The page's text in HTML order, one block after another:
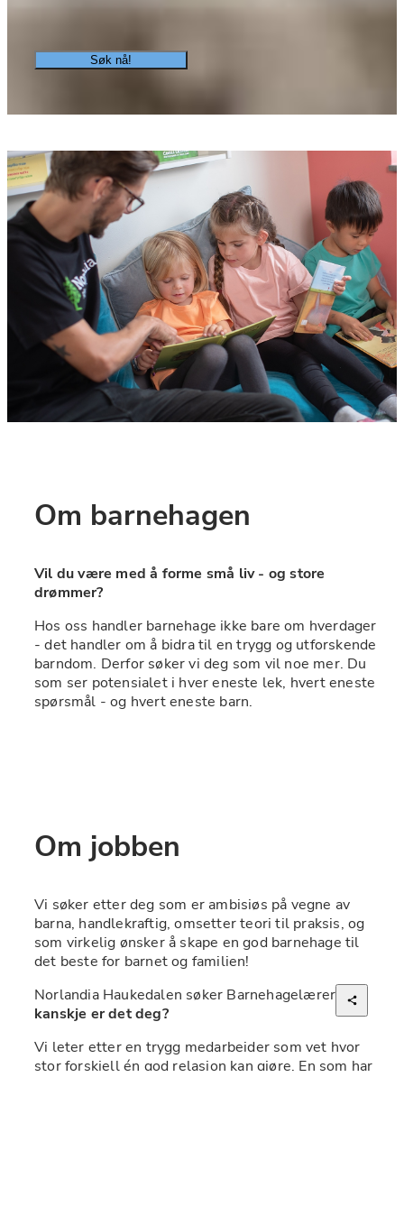
Søk nå!
Om barnehagen
Vil du være med å forme små liv - og store
drømmer?
Hos oss handler barnehage ikke bare om hverdager
- det handler om å bidra til en trygg og utforskende
barndom. Derfor søker vi deg som vil noe mer. Du
som ser potensialet i hver eneste lek, hvert eneste
spørsmål - og hvert eneste barn.
Om jobben
Vi søker etter deg som er ambisiøs på vegne av
barna, handlekraftig, omsetter teori til praksis, og
som virkelig ønsker å skape en god barnehage til
det beste for barnet og familien!
Norlandia Haukedalen søker Barnehagelærer – og
kanskje er det deg?
Vi leter etter en trygg medarbeider som vet hvor
stor forskjell én god relasjon kan gjøre. En som har